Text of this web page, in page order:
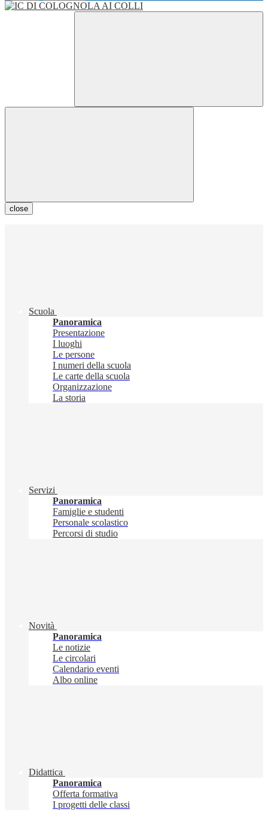
close
Scuola
Panoramica
Presentazione
I luoghi
Le persone
I numeri della scuola
Le carte della scuola
Organizzazione
La storia
Servizi
Panoramica
Famiglie e studenti
Personale scolastico
Percorsi di studio
Novità
Panoramica
Le notizie
Le circolari
Calendario eventi
Albo online
Didattica
Panoramica
Offerta formativa
I progetti delle classi